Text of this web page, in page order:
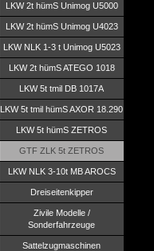
LKW 2t hümS Unimog U5000
LKW 2t hümS Unimog U4023
LKW NLK 1-3 t Unimog U5023
LKW 2t hümS ATEGO 1018
LKW 5t tmil DB 1017A
LKW 5t tmil hümS AXOR 18.290
LKW 5t hümS ZETROS
GTF ZLK 5t ZETROS
LKW NLK 3-10t MB AROCS
Dreiseitenkipper
Zivile Modelle /
Sonderfahrzeuge
Sattelzugmaschinen